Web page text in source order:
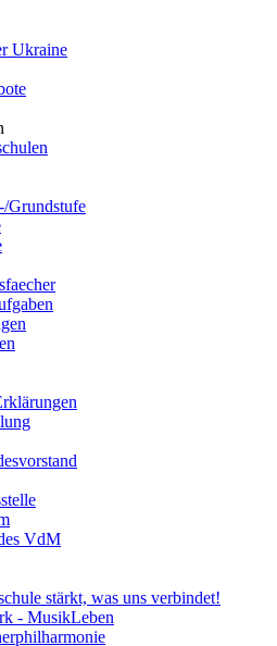
Ukraine
Grundstufe
VdM
stärkt, was uns verbindet!
- MusikLeben